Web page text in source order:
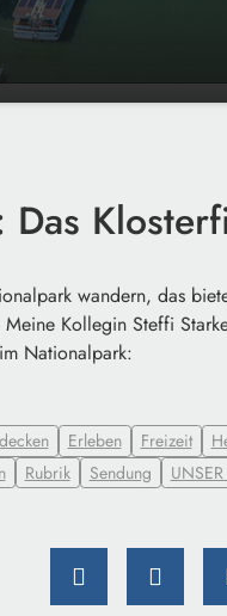
Das
wandern, das
Kollegin Steffi
Nationalpark:
Erleben Freizeit
Rubrik Sendung